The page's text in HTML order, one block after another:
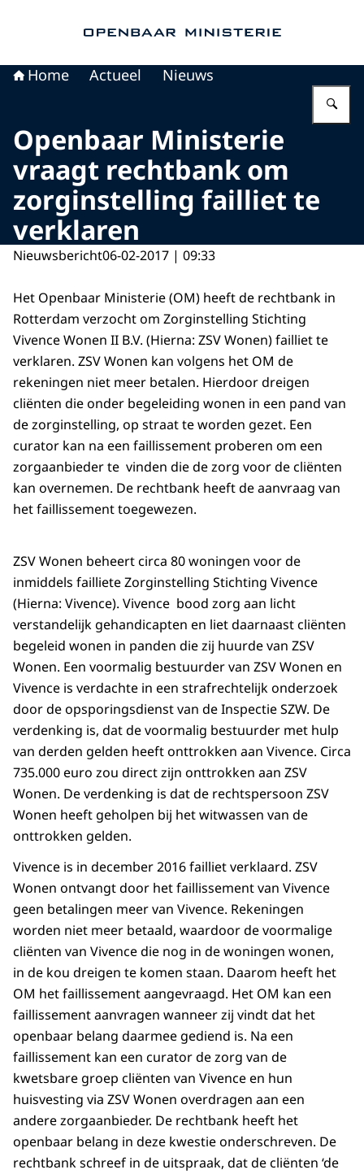
Home Actueel Nieuws
Openbaar Ministerie
vraagt rechtbank om
zorginstelling failliet te
verklaren
Nieuwsbericht06-02-2017 | 09:33
Het Openbaar Ministerie (OM) heeft de rechtbank in
Rotterdam verzocht om Zorginstelling Stichting
Vivence Wonen II B.V. (Hierna: ZSV Wonen) failliet te
verklaren. ZSV Wonen kan volgens het OM de
rekeningen niet meer betalen. Hierdoor dreigen
cliënten die onder begeleiding wonen in een pand van
de zorginstelling, op straat te worden gezet. Een
curator kan na een faillissement proberen om een
zorgaanbieder te vinden die de zorg voor de cliënten
kan overnemen. De rechtbank heeft de aanvraag van
het faillissement toegewezen.
ZSV Wonen beheert circa 80 woningen voor de
inmiddels failliete Zorginstelling Stichting Vivence
(Hierna: Vivence). Vivence bood zorg aan licht
verstandelijk gehandicapten en liet daarnaast cliënten
begeleid wonen in panden die zij huurde van ZSV
Wonen. Een voormalig bestuurder van ZSV Wonen en
Vivence is verdachte in een strafrechtelijk onderzoek
door de opsporingsdienst van de Inspectie SZW. De
verdenking is, dat de voormalig bestuurder met hulp
van derden gelden heeft onttrokken aan Vivence. Circa
735.000 euro zou direct zijn onttrokken aan ZSV
Wonen. De verdenking is dat de rechtspersoon ZSV
Wonen heeft geholpen bij het witwassen van de
onttrokken gelden.
Vivence is in december 2016 failliet verklaard. ZSV
Wonen ontvangt door het faillissement van Vivence
geen betalingen meer van Vivence. Rekeningen
worden niet meer betaald, waardoor de voormalige
cliënten van Vivence die nog in de woningen wonen,
in de kou dreigen te komen staan. Daarom heeft het
OM het faillissement aangevraagd. Het OM kan een
faillissement aanvragen wanneer zij vindt dat het
openbaar belang daarmee gediend is. Na een
faillissement kan een curator de zorg van de
kwetsbare groep cliënten van Vivence en hun
huisvesting via ZSV Wonen overdragen aan een
andere zorgaanbieder. De rechtbank heeft het
openbaar belang in deze kwestie onderschreven. De
rechtbank schreef in de uitspraak, dat de cliënten ‘de